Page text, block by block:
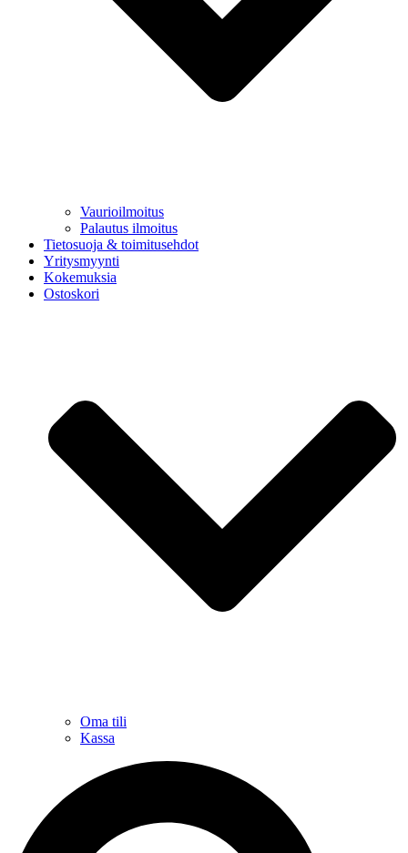
Vaurioilmoitus
Palautus ilmoitus
Tietosuoja & toimitusehdot
Yritysmyynti
Kokemuksia
Ostoskori
Oma tili
Kassa